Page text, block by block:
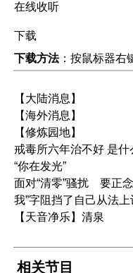
在线收听
下载
下载方法：按鼠标器右
【大陆消息】
【海外消息】
【修炼园地】
戒毒所六年治不好 是
“你在发光”
面对“清零”骚扰 要正
我”字阻挡了自己从法
【天音净乐】清泉
相关节目